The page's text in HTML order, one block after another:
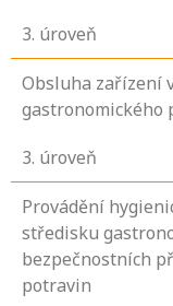
3. úroveň
Obsluha zařízení
gastronomického
3. úroveň
Provádění
středisku
bezpečnostních
potravin